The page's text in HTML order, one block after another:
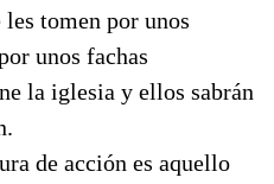
les tomen por unos
unos fachas
la iglesia y ellos sabrán
de acción es aquello